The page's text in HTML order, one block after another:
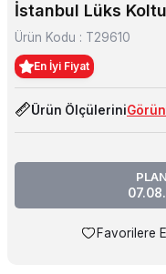
İstanbul Lüks
Ürün Kodu : T29610
En İyi Fiyat
Ürün Ölçülerini
Favorilere